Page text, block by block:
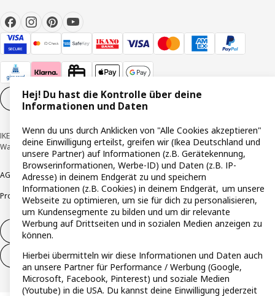
Cookie-Einstellungen DE
IKEA Deutschland GmbH & Co. KG - Am Wandersmann 2-4, 65719 Hofheim-
Wallau © Inter IKEA Systems B.V. 1999-2026
AGB Barrierefreiheit Cookie-RichtlinieDatenschutzerklärungImpressum
Produktrückrufe
Responsible Disclosure Vertrauensstelle
Vertrag widerrufen
Vertrag widerrufen (Services & Leistungen)
Hej! Du hast die Kontrolle über deine
Informationen und Daten
Wenn du uns durch Anklicken von "Alle Cookies akzeptieren"
deine Einwilligung erteilst, greifen wir (Ikea Deutschland und
unsere Partner) auf Informationen (z.B. Gerätekennung,
Browserinformationen, Werbe-ID) und Daten (z.B. IP-
Adresse) in deinem Endgerät zu und speichern
Informationen (z.B. Cookies) in deinem Endgerät, um unsere
Webseite zu optimieren, um sie für dich zu personalisieren,
um Kundensegmente zu bilden und um dir relevante
Werbung auf Drittseiten und in sozialen Medien anzeigen zu
können.
Hierbei übermitteln wir diese Informationen und Daten auch
an unsere Partner für Performance / Werbung (Google,
Microsoft, Facebook, Pinterest) und soziale Medien
(Youtube) in die USA. Du kannst deine Einwilligung jederzeit